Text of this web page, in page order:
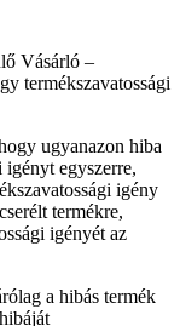
Vásárló –
termékszavatossági
ugyanazon hiba
igényt egyszerre,
igény
termékre,
igényét az
a hibás termék